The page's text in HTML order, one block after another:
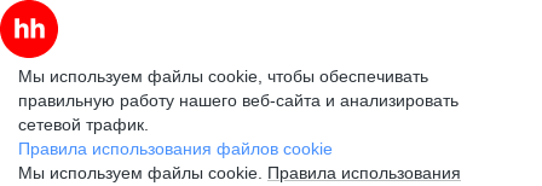
Мы используем файлы cookie, чтобы обеспечивать
правильную работу нашего веб-сайта и анализировать
сетевой трафик.
Правила использования файлов cookie
Мы используем файлы cookie. Правила использования